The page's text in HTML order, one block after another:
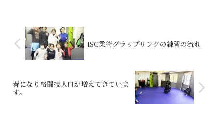
ISC柔術グラップリングの練習の流れ
春になり格闘技人口が増えてきていま
す。